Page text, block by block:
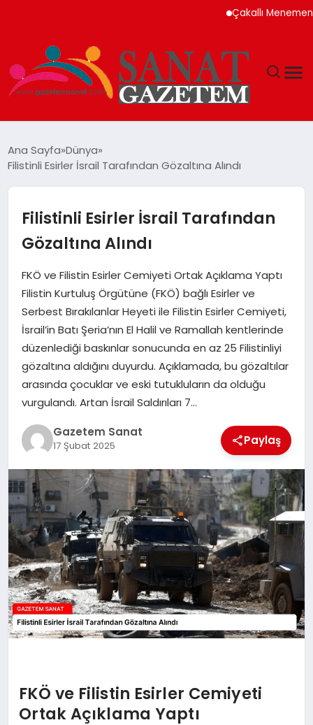
Çakallı Menemeni
SIYASET
SPOR
YAŞAM
EKONOMI
SAĞLIK
DÜNYA
EĞITIM
Ana Sayfa Dünya
Filistinli Esirler İsrail Tarafından Gözaltına Alındı
Filistinli Esirler İsrail Tarafından
Gözaltına Alındı
FKÖ ve Filistin Esirler Cemiyeti Ortak Açıklama Yaptı
Filistin Kurtuluş Örgütüne (FKÖ) bağlı Esirler ve
Serbest Bırakılanlar Heyeti ile Filistin Esirler Cemiyeti,
İsrail’in Batı Şeria’nın El Halil ve Ramallah kentlerinde
düzenlediği baskınlar sonucunda en az 25 Filistinliyi
gözaltına aldığını duyurdu. Açıklamada, bu gözaltılar
arasında çocuklar ve eski tutukluların da olduğu
vurgulandı. Artan İsrail Saldırıları 7…
Gazetem Sanat
17 Şubat 2025 Paylaş
FKÖ ve Filistin Esirler Cemiyeti
Ortak Açıklama Yaptı